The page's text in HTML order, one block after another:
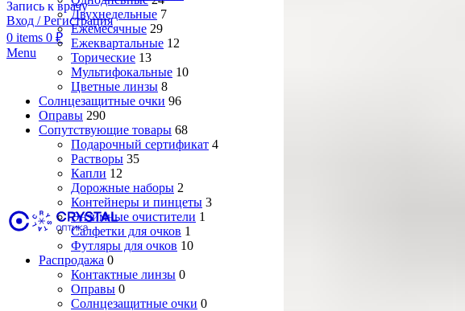
Запись к врачу
Вход / Регистрация
0 items 0 ₽
Menu
Двухнедельные 7
Ежемесячные 29
Ежеквартальные 12
Торические 13
Мультифокальные 10
Цветные линзы 8
Солнцезащитные очки 96
Оправы 290
Сопутствующие товары 68
Подарочный сертификат 4
Растворы 35
Капли 12
Дорожные наборы 2
Контейнеры и пинцеты 3
Энзимные очистители 1
Салфетки для очков 1
Футляры для очков 10
Распродажа 0
Контактные линзы 0
Оправы 0
Солнцезащитные очки 0